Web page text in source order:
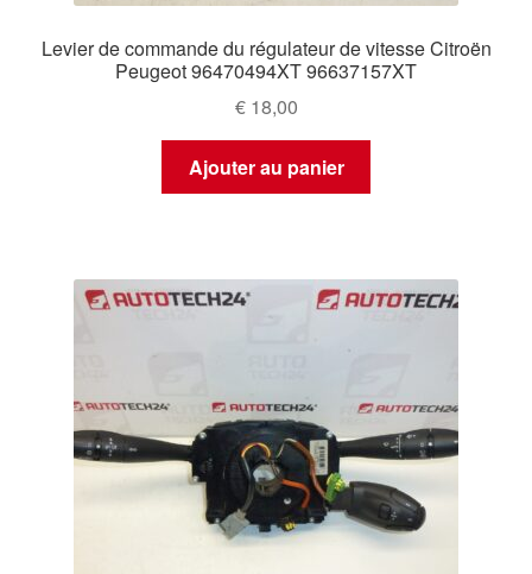
Levier de commande du régulateur de vitesse Citroën
Peugeot 96470494XT 96637157XT
€18,00
Ajouter au panier